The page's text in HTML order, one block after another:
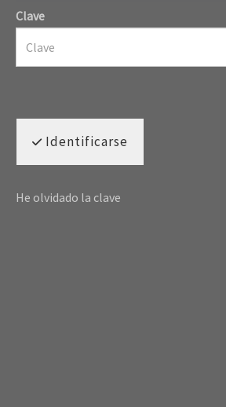
Clave
Identificarse
He olvidado la clave